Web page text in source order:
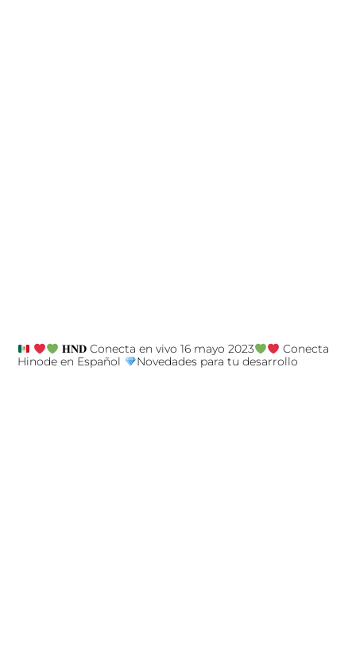
𝐇𝐍𝐃 Conecta en vivo 16 mayo 2023
Conecta
Hinode en Español
Novedades para tu desarrollo